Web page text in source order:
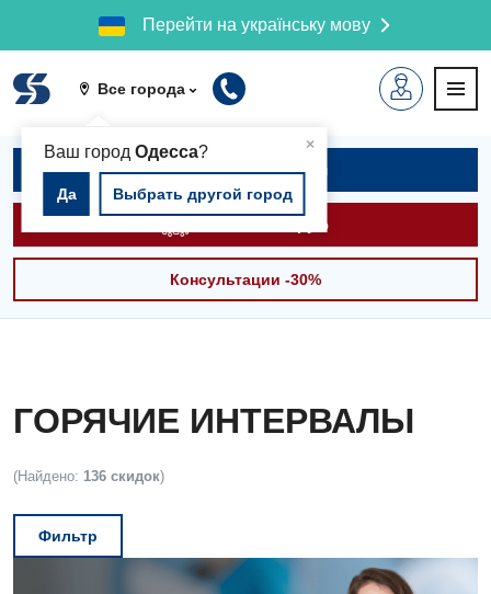
Перейти на українську мову
Все города
×
Ваш город Одесса?
Да Выбрать другой город
Записаться на приём
Вызвать скорую
Консультации -30%
ГОРЯЧИЕ ИНТЕРВАЛЫ
(Найдено: 136 скидок)
Фильтр